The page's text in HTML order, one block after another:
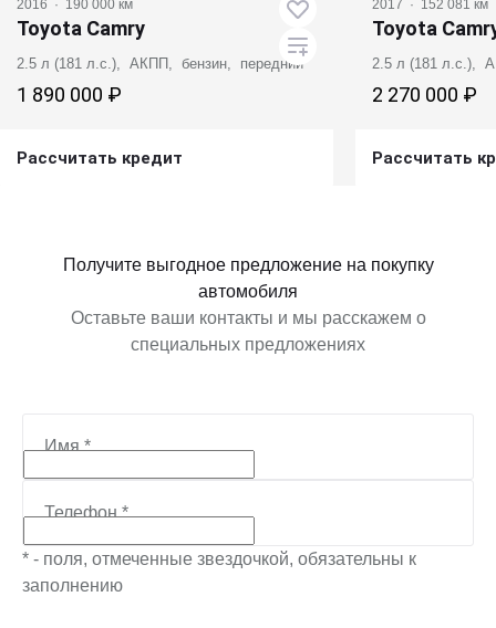
2016 · 190 000 км
Toyota Camry
2.5 л (181 л.с.), АКПП, бензин, передний
1 890 000 ₽
Рассчитать кредит
2017 · 152 081 км
Toyota
2.5 л (181 л.с.),
2 270 000 ₽
Рассчитать
Получите выгодное предложение на покупку
автомобиля
Оставьте ваши контакты и мы расскажем о
специальных предложениях
Имя*
Телефон*
* - поля, отмеченные звездочкой, обязательны к
заполнению